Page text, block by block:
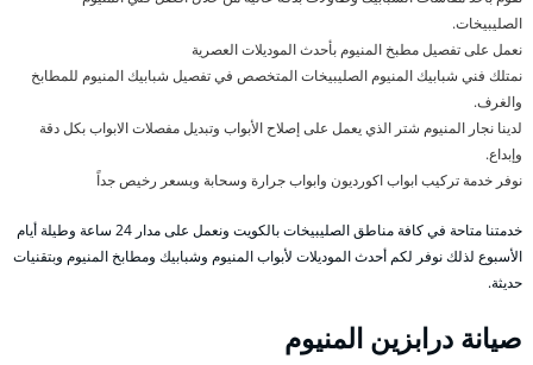
الصليبيخات.
نعمل على تفصيل مطبخ المنيوم بأحدث الموديلات العصرية
نمتلك فني شبابيك المنيوم الصليبيخات المتخصص في تفصيل شبابيك المنيوم للمطابخ
والغرف.
لدينا نجار المنيوم شتر الذي يعمل على إصلاح الأبواب وتبديل مفصلات الابواب بكل دقة
وإبداع.
نوفر خدمة تركيب ابواب اكورديون وابواب جرارة وسحابة وبسعر رخيص جداً
خدمتنا متاحة في كافة مناطق الصليبيخات بالكويت ونعمل على مدار 24 ساعة وطيلة أيام
الأسبوع لذلك نوفر لكم أحدث الموديلات لأبواب المنيوم وشبابيك ومطابخ المنيوم وبتقنيات
حديثة.
صيانة درابزين المنيوم